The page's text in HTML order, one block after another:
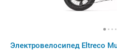
Электровелосипед Eltreco